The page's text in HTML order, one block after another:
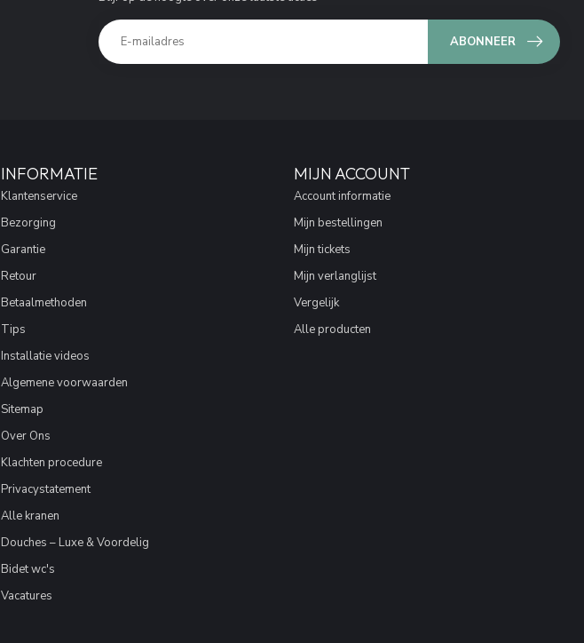
ABONNEER
INFORMATIE
Klantenservice
Bezorging
Garantie
Retour
Betaalmethoden
Tips
Installatie videos
Algemene voorwaarden
Sitemap
Over Ons
Klachten procedure
Privacystatement
Alle kranen
Douches – Luxe & Voordelig
Bidet wc's
Vacatures
MIJN ACCOUNT
Account informatie
Mijn bestellingen
Mijn tickets
Mijn verlanglijst
Vergelijk
Alle producten